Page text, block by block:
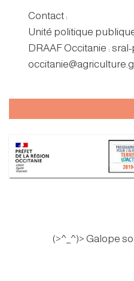
Contact :
Unité politique
DRAAF Occitanie :
(>^_^)> Galope